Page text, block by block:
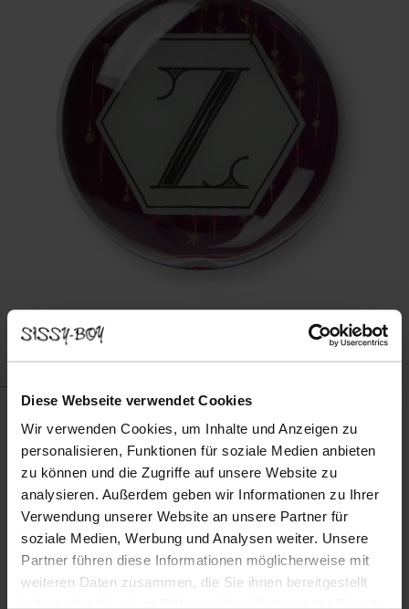
Diese Webseite verwendet Cookies
Wir verwenden Cookies, um Inhalte und Anzeigen zu
personalisieren, Funktionen für soziale Medien anbieten
zu können und die Zugriffe auf unsere Website zu
analysieren. Außerdem geben wir Informationen zu Ihrer
Verwendung unserer Website an unsere Partner für
soziale Medien, Werbung und Analysen weiter. Unsere
Partner führen diese Informationen möglicherweise mit
weiteren Daten zusammen, die Sie ihnen bereitgestellt
- 40%
Buchstaben-Weihnachtskugel Z
8.995.39
Ausgewählte Größe: Onesize
Lieferung in: 2–3 Arbeitstagen